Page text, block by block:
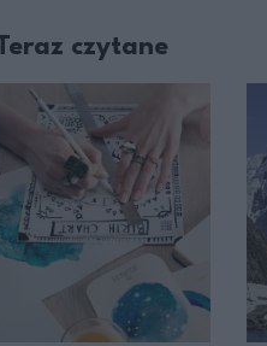
Teraz czytane